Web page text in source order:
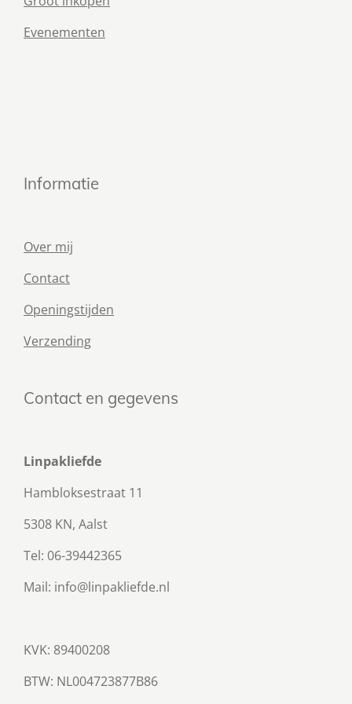
Evenementen
Informatie
Over mij
Contact
Openingstijden
Verzending
Contact en gegevens
Linpakliefde
Hambloksestraat 11
5308 KN, Aalst
Tel: 06-39442365
Mail: info@linpakliefde.nl
KVK: 89400208
BTW: NL004723877B86